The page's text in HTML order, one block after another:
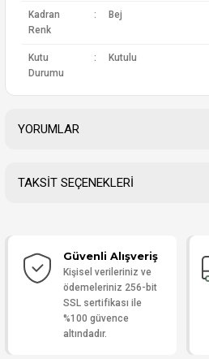
Kadran
Renk
: Bej
Kutu
Durumu
: Kutulu
YORUMLAR
Yorum Yaz
TAKSİT SEÇENEKLERİ
Güvenli Alışveriş
Kişisel verileriniz ve
ödemeleriniz 256-bit
SSL sertifikası ile
%100 güvence
altındadır.